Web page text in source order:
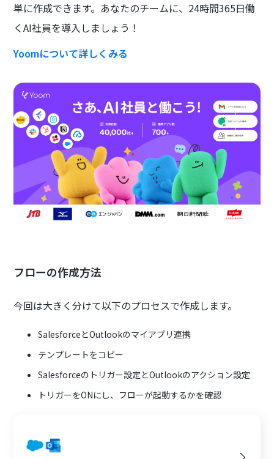
単に作成できます。あなたのチームに、24時間365日働
くAI社員を導入しましょう！
Yoomについて詳しくみる
フローの作成方法
今回は大きく分けて以下のプロセスで作成します。
SalesforceとOutlookのマイアプリ連携
テンプレートをコピー
Salesforceのトリガー設定とOutlookのアクション設定
トリガーをONにし、フローが起動するかを確認